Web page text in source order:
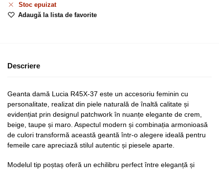
Stoc epuizat
Adaugă la lista de favorite
Descriere
Geanta damă Lucia R45X-37 este un accesoriu feminin cu
personalitate, realizat din piele naturală de înaltă calitate și
evidențiat prin designul patchwork în nuanțe elegante de crem,
beige, taupe și maro. Aspectul modern și combinația armonioasă
de culori transformă această geantă într-o alegere ideală pentru
femeile care apreciază stilul autentic și piesele aparte.
Modelul tip poștaș oferă un echilibru perfect între eleganță și